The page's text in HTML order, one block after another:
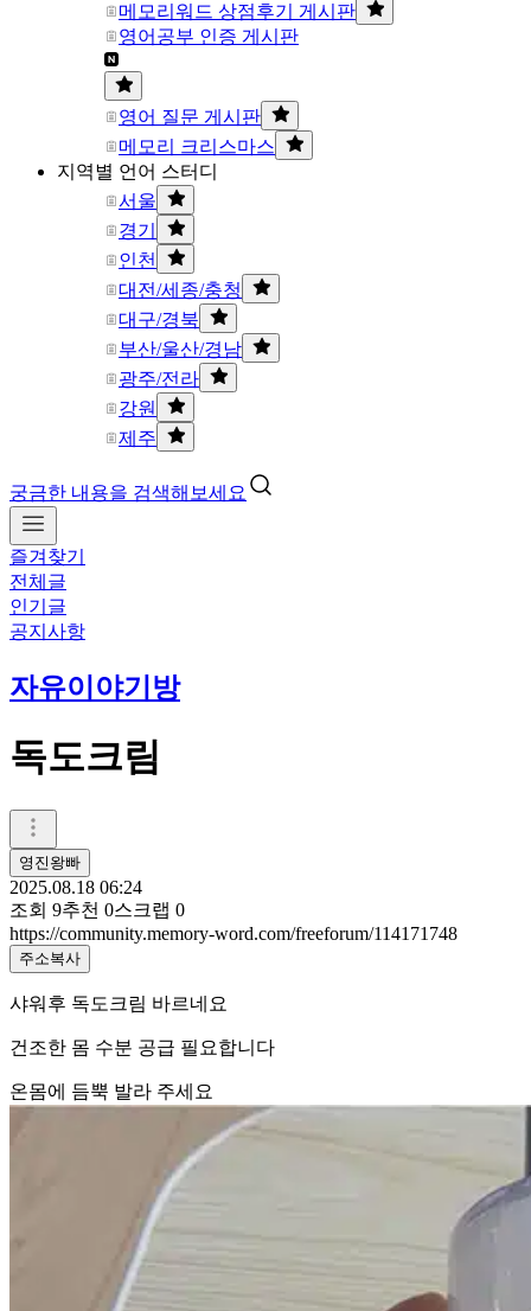
메모리워드 상점후기 게시판
영어공부 인증 게시판
영어 질문 게시판
메모리 크리스마스
지역별 언어 스터디
서울
경기
인천
대전/세종/충청
대구/경북
부산/울산/경남
광주/전라
강원
제주
궁금한 내용을 검색해보세요
즐겨찾기
전체글
인기글
공지사항
자유이야기방
독도크림
영진왕빠
2025.08.18 06:24
조회 9추천 0스크랩 0
https://community.memory-word.com/freeforum/114171748
주소복사
샤워후 독도크림 바르네요
건조한 몸 수분 공급 필요합니다
온몸에 듬뿍 발라 주세요